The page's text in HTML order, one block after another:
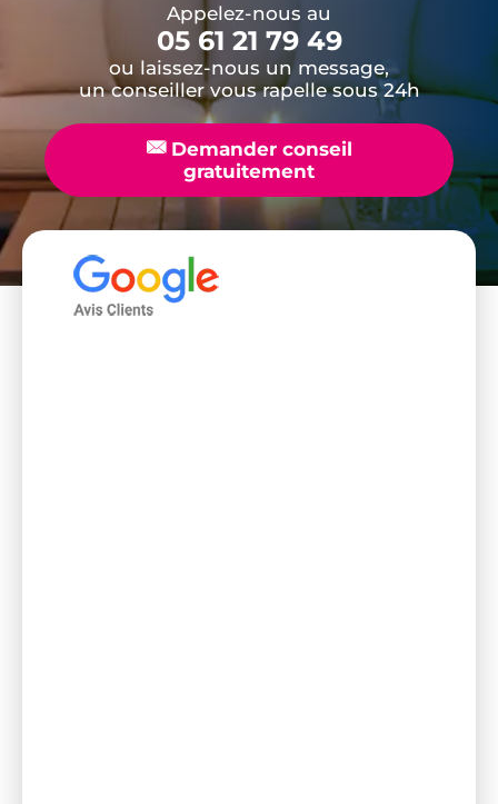
Appelez-nous au
05 61 21 79 49
ou laissez-nous un message,
un conseiller vous rapelle sous 24h
📧Demander conseil
gratuitement